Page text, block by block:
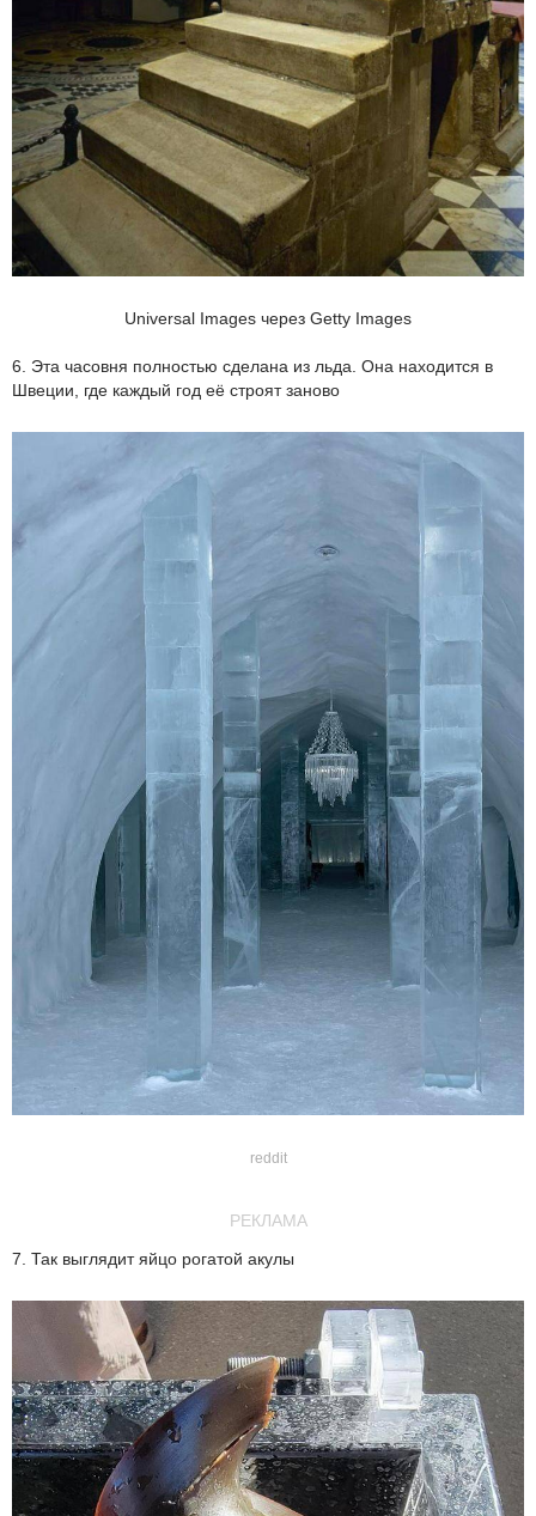
Universal Images через Getty Images
6. Эта часовня полностью сделана из льда. Она находится в
Швеции, где каждый год её строят заново
reddit
РЕКЛАМА
7. Так выглядит яйцо рогатой акулы